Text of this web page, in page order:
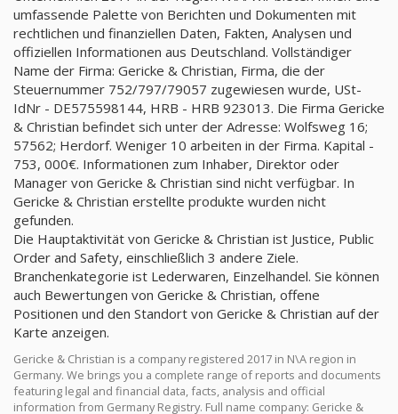
umfassende Palette von Berichten und Dokumenten mit
rechtlichen und finanziellen Daten, Fakten, Analysen und
offiziellen Informationen aus Deutschland. Vollständiger
Name der Firma: Gericke & Christian, Firma, die der
Steuernummer 752/797/79057 zugewiesen wurde, USt-
IdNr - DE575598144, HRB - HRB 923013. Die Firma Gericke
& Christian befindet sich unter der Adresse: Wolfsweg 16;
57562; Herdorf. Weniger 10 arbeiten in der Firma. Kapital -
753, 000€. Informationen zum Inhaber, Direktor oder
Manager von Gericke & Christian sind nicht verfügbar. In
Gericke & Christian erstellte produkte wurden nicht
gefunden.
Die Hauptaktivität von Gericke & Christian ist Justice, Public
Order and Safety, einschließlich 3 andere Ziele.
Branchenkategorie ist Lederwaren, Einzelhandel. Sie können
auch Bewertungen von Gericke & Christian, offene
Positionen und den Standort von Gericke & Christian auf der
Karte anzeigen.
Gericke & Christian is a company registered 2017 in N\A region in
Germany. We brings you a complete range of reports and documents
featuring legal and financial data, facts, analysis and official
information from Germany Registry. Full name company: Gericke &